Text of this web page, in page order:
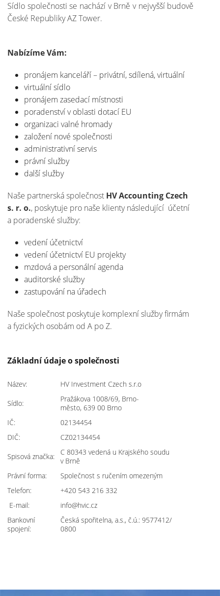
Sídlo společnosti se nachází v Brně v nejvyšší budově
České Republiky AZ Tower.
Nabízíme Vám:
pronájem kanceláří – privátní, sdílená, virtuální
virtuální sídlo
pronájem zasedací místnosti
poradenství v oblasti dotací EU
organizaci valné hromady
založení nové společnosti
administrativní servis
právní služby
další služby
Naše partnerská společnost HV Accounting Czech
s. r. o., poskytuje pro naše klienty následující účetní
a poradenské služby:
vedení účetnictví
vedení účetnictví EU projekty
mzdová a personální agenda
auditorské služby
zastupování na úřadech
Naše společnost poskytuje komplexní služby firmám
a fyzických osobám od A po Z.
Základní údaje o společnosti
Název: HV Investment Czech s.r.o
Sídlo:
Pražákova 1008/69, Brno-
město, 639 00 Brno
IČ:
02134454
DIČ:
CZ02134454
Spisová značka:
C 80343 vedená u Krajského soudu
v Brně
Právní forma:
Společnost s ručením omezeným
Telefon:
+420 543 216 332
E-mail:
info@hvic.cz
Bankovní
spojení:
Česká spořitelna, a.s., č.ú.: 9577412/
0800